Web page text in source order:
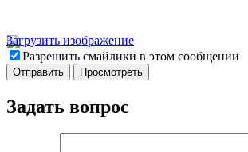
Загрузить изображение
Разрешить смайлики в этом сообщении
Задать вопрос